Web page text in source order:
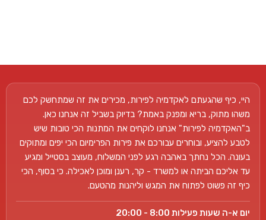
היי, כיף שהגעתם לאקדמיה לפירות, מכירים את זה שמתחשק לכם
משהו מתוק, בריא ומפנק באמת? בדיוק בשביל זה אנחנו כאן.
ב"האקדמיה לפירות" אנחנו לוקחים את המתנות הכי טובות שיש
לטבע להציע, ובוחרים עבורכם את פירות הפרימיום הכי יפים ומתוקים
בעונה. הכל נחתך באהבה רגע לפני המשלוח, מעוצב בסטייל ומגיע
עד אליכם הביתה או למשרד - קר, רענן ומוכן לאכילה. כי בסוף, הכי
כיף זה פשוט לפתוח את המגש וליהנות מהטעם.
יום א-ה שעות פעילות 8:00 - 20:00